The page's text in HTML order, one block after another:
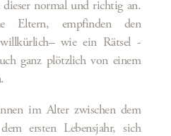
normal und richtig an.
Eltern, empfinden den
willkürlich– wie ein Rätsel -
ganz plötzlich von einem
im Alter zwischen dem
ersten Lebensjahr, sich